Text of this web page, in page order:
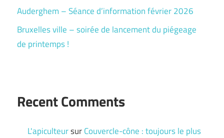
Auderghem – Séance d’information février 2026
Bruxelles ville – soirée de lancement du piégeage
de printemps !
Recent Comments
L'apiculteursurCouvercle-cône : toujours le plus